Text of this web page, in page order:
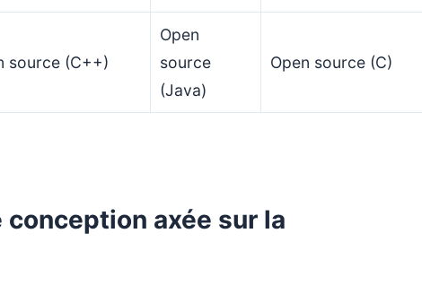
source (C++)
Open
source
(Java)
Open source (C)
axée sur la